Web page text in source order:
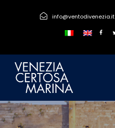
info@ventodivenezia.it